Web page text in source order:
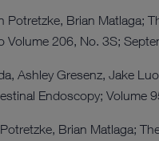
Brian
206, No. 3S;
Ashley Gresenz, Jake
Endoscopy; Volume
Brian Matlaga;